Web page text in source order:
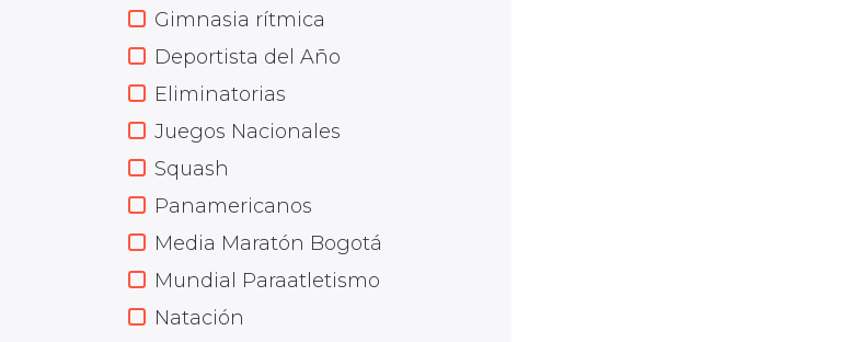
Gimnasia rítmica
Deportista del Año
Eliminatorias
Juegos Nacionales
Squash
Panamericanos
Media Maratón Bogotá
Mundial Paraatletismo
Natación